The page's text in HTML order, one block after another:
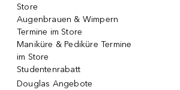
Store
Augenbrauen & Wimpern
Termine im Store
Maniküre & Pediküre Termine
im Store
Studentenrabatt
Douglas Angebote